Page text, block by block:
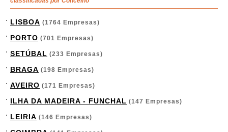
LISBOA (1764 Empresas)
PORTO (701 Empresas)
SETÚBAL (233 Empresas)
BRAGA (198 Empresas)
AVEIRO (171 Empresas)
ILHA DA MADEIRA - FUNCHAL (147 Empresas)
LEIRIA (146 Empresas)